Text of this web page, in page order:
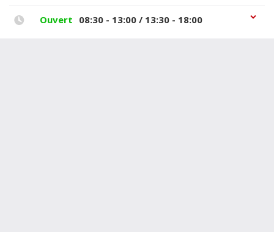
Ouvert 08:30 - 13:00 / 13:30 - 18:00